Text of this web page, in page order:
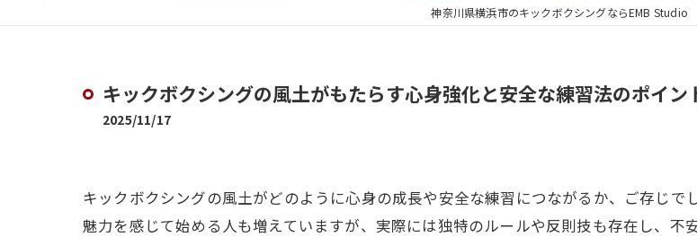
神奈川県横浜市のキックボクシングならEMB Studio
キックボクシングの風土がもたらす心身強化と安全な練習法のポイン
2025/11/17
キックボクシングの風土がどのように心身の成長や安全な練習につながるか、ご存じ
魅力を感じて始める人も増えていますが、実際には独特のルールや反則技も存在し、